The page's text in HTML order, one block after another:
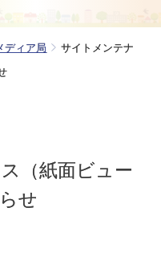
ディア局
サイトメンテナ
（紙面ビュー
せ